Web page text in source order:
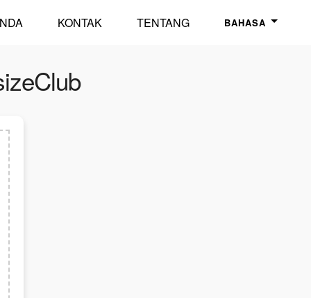
KONTAK TENTANG BAHASA